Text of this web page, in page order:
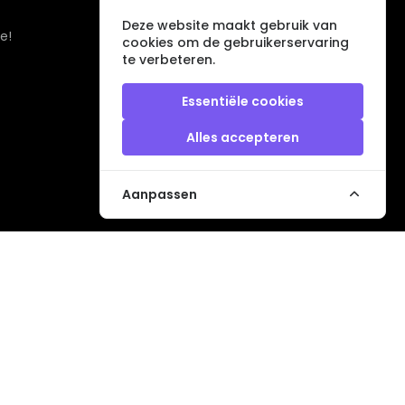
Deze website maakt gebruik van
cookies om de gebruikerservaring
te verbeteren.
Essentiële cookies
Alles accepteren
Aanpassen